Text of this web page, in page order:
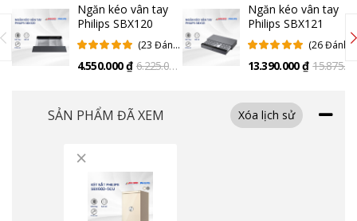
Ngăn kéo vân tay
Philips SBX120
(23 Đánh
4.550.000 ₫ 6.225.000
Ngăn kéo vân tay
Philips SBX121
(26 Đánh
13.390.000 ₫
SẢN PHẨM ĐÃ XEM Xóa lịch sử
×